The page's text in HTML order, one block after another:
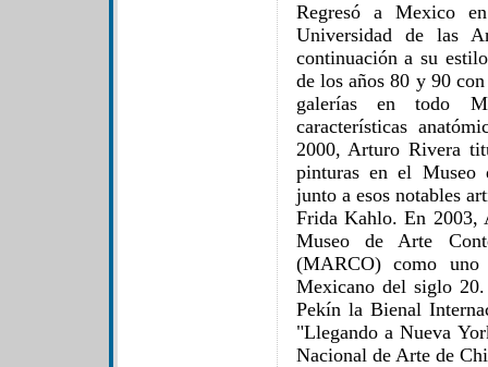
Regresó a Mexico
Universidad de las
continuación a su
de los años 80 y 90
galerías en todo
características
2000, Arturo Rivera
pinturas en el Museo
junto a esos notables
Frida Kahlo. En 2003,
Museo de Arte
(MARCO) como
Mexicano del siglo
Pekín la Bienal
"Llegando a Nueva
Nacional de Arte de